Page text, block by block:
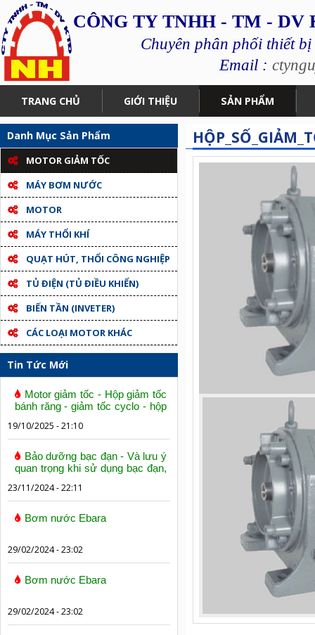
CÔNG TY TNHH - TM -
Chuyên phân phối thiết
Email :
TRANG CHỦ GIỚI THIỆU SẢN PHẨM
Danh Mục Sản Phẩm
MOTOR GIẢM TỐC
MÁY BƠM NƯỚC
MOTOR
MÁY THỔI KHÍ
QUẠT HÚT, THỔI CÔNG NGHIỆP
TỦ ĐIỆN (TỦ ĐIỀU KHIỂN)
BIẾN TẦN (INVETER)
CÁC LOẠI MOTOR KHÁC
Tin Tức Mới
Motor giảm tốc - Hộp giảm tốc
bánh răng - giảm tốc cyclo - hộp
19/10/2025 - 21:10
Bảo dưỡng bạc đạn - Và lưu ý
quan trọng khi sử dụng bạc đạn,
23/11/2024 - 22:11
Bơm nước Ebara
29/02/2024 - 23:02
Bơm nước Ebara
29/02/2024 - 23:02